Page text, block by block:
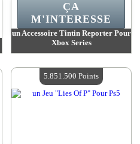
un Accessoire Tintin Reporter Pour
Xbox Series
Quantité Disponible :4
ÇA
M'INTERESSE
5.851.500 Points